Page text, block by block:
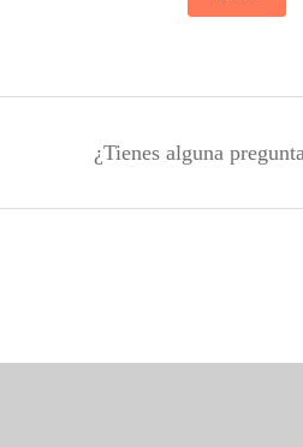
¿Tienes alguna